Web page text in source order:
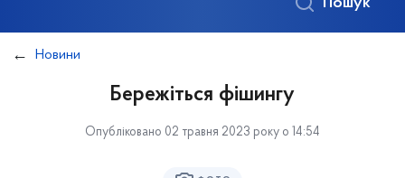
Новини
Бережіться фішингу
Опубліковано 02 травня 2023 року о 14:54